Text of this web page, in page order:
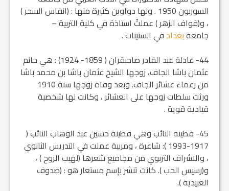
السوربون 1950 . ولها دواوين كثيرة منها : (انفاس السحر )
، و(قواف الزهر ) عملتْ استاذة في كلية التربية –
جامعةبغداد في الستينات .
44- عادلة عبد القادر صاحبقران ( 1859- 1924) : هي خانم
عثمان باشا الجاف، زوجها الشيخ عثمان باشا بن محمد باشا
من زعماء عشائر الجاف. وبعد وفاة زوجها سنة 1910
ورثت سلطات زوجها على العشائر ، وكانت لها شخصية
قيادية قوية .
45- فطينة النائب وهي فطينة حسين عبد الوهاب النائب (
1917-1993 ): شاعرة ، ومربية عملت في التدريس الثانوي
، والاشراف التربوي من مجاميع شعرها (لهيب الروح ) ،
و(رسيس الحب ). كانت تنشر بإسم مستعار هو : (صدوف
العبيدية ).